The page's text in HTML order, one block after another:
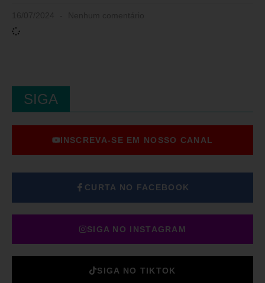
SIGA
INSCREVA-SE EM NOSSO CANAL
CURTA NO FACEBOOK
SIGA NO INSTAGRAM
SIGA NO TIKTOK